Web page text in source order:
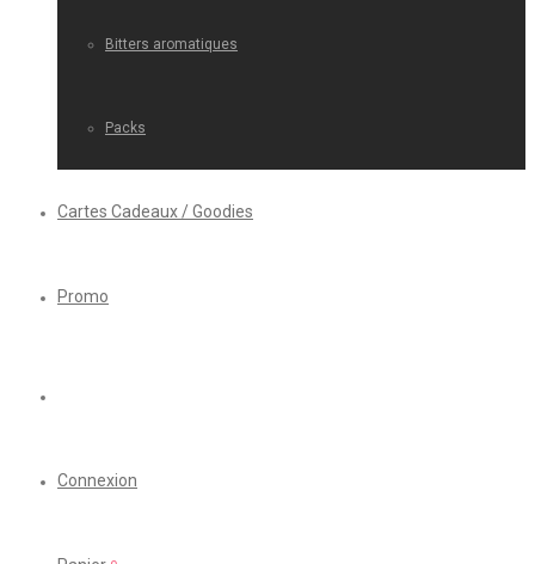
Bitters aromatiques
Packs
Cartes Cadeaux / Goodies
Promo
Connexion